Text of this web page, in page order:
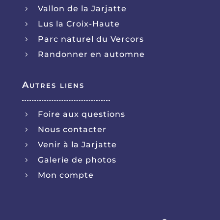
un vrai plaisir de vous avoir avec nous à La
Jarjatte !
Publié par Bourguet Frédéric le 15-02-2026
Séjour "YOGA et RAQUETTE : UNE MONTAGNE
5/5
5 Vallon de la Jarjatte
5 Lus la Croix-Haute
5 Parc naturel du Vercors
5 Randonner en automne
Autres liens
5 Foire aux questions
5 Nous contacter
5 Venir à la Jarjatte
5 Galerie de photos
5 Mon compte